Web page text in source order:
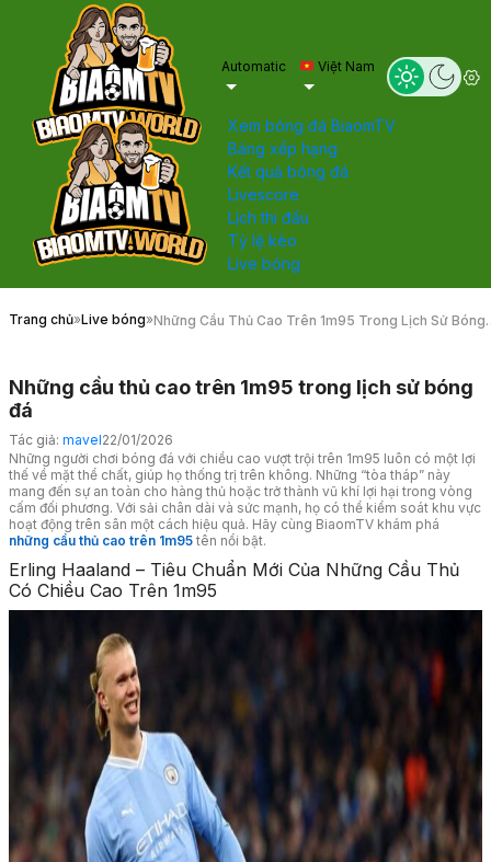
Automatic Việt Nam
Xem bóng đá BiaomTV
Bảng xếp hạng
Kết quả bóng đá
Livescore
Lịch thi đấu
Tỷ lệ kèo
Live bóng
Trang chủ»Live bóng»Những Cầu Thủ Cao Trên 1m95 Trong Lịch Sử Bóng
Những cầu thủ cao trên 1m95 trong lịch sử bóng
đá
Tác giả: mavel22/01/2026
Những người chơi bóng đá với chiều cao vượt trội trên 1m95 luôn có một lợi
thế về mặt thể chất, giúp họ thống trị trên không. Những “tòa tháp” này
mang đến sự an toàn cho hàng thủ hoặc trở thành vũ khí lợi hại trong vòng
cấm đối phương. Với sải chân dài và sức mạnh, họ có thể kiểm soát khu vực
hoạt động trên sân một cách hiệu quả. Hãy cùng BiaomTV khám phá
những cầu thủ cao trên 1m95 tên nổi bật.
Erling Haaland – Tiêu Chuẩn Mới Của Những Cầu Thủ
Có Chiều Cao Trên 1m95